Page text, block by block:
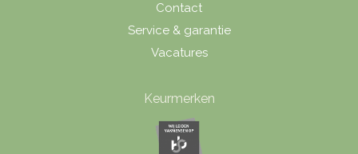
Contact
Service & garantie
Vacatures
Keurmerken